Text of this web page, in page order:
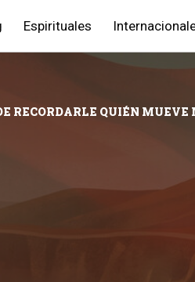
Espirituales
RECORDARLE QUIÉN MUEVE